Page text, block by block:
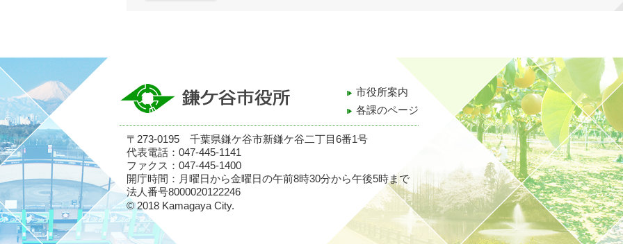
市役所案内
各課のページ
〒273-0195 千葉県鎌ケ谷市新鎌ケ谷二丁目6番1号
代表電話：047-445-1141
ファクス：047-445-1400
開庁時間：月曜日から金曜日の午前8時30分から午後5時まで
法人番号8000020122246
© 2018 Kamagaya City.